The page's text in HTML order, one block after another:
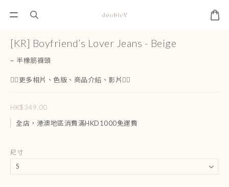
[KR] Boyfriend’s Lover Jeans - Beige
~ 半橡筋褲頭
👇🏻更多相片、色版、商品介紹、影片👇🏻
HK$349.00
全店，港澳地區消費滿HKD1000免運費
尺寸